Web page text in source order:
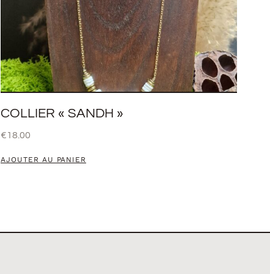
COLLIER « SANDH »
€18.00
AJOUTER AU PANIER